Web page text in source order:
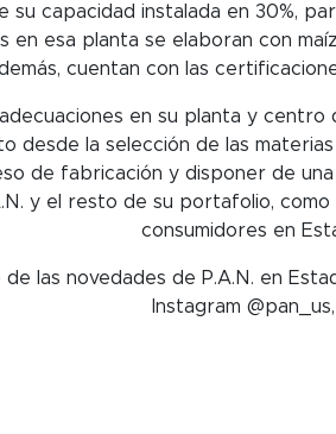
su capacidad instalada en 30%,
esa planta se elaboran con
cuentan con las
en su planta y
desde la selección de las
de fabricación y disponer de
y el resto de su portafolio,
consumidores en
las novedades de P.A.N. en
Instagram